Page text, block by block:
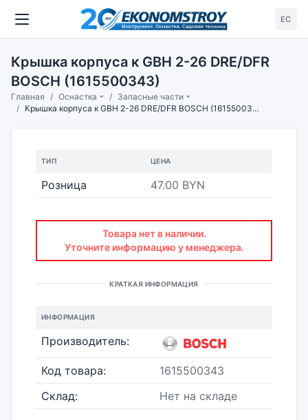
ЕС
Крышка корпуса к GBH 2-26 DRE/DFR
BOSCH (1615500343)
Главная Оснастка
Запасные части
Крышка корпуса к GBH 2-26 DRE/DFR BOSCH (1615500343)
ТИП ЦЕНА
Розница 47.00 BYN
Товара нет в наличии.
Уточните информацию у менеджера.
КРАТКАЯ ИНФОРМАЦИЯ
ИНФОРМАЦИЯ
Производитель:
Код товара:
1615500343
Склад:
Нет на складе